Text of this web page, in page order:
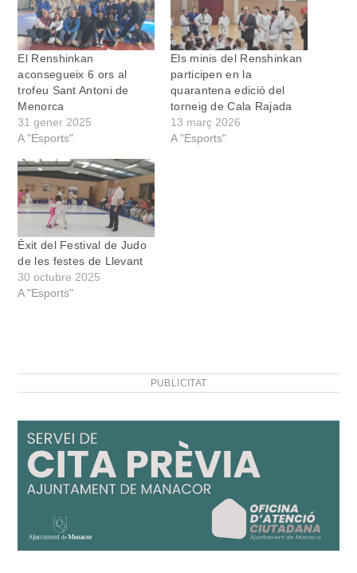
El Renshinkan
aconsegueix 6 ors al
trofeu Sant Antoni de
Menorca
31 gener 2025
A "Esports"
Els minis del Renshinkan
participen en la
quarantena edició del
torneig de Cala Rajada
13 març 2026
A "Esports"
Èxit del Festival de Judo
de les festes de Llevant
30 octubre 2025
A "Esports"
PUBLICITAT